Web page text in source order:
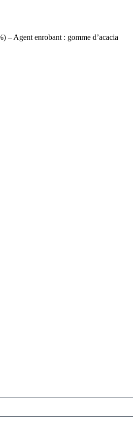
– Agent enrobant : gomme d’acacia